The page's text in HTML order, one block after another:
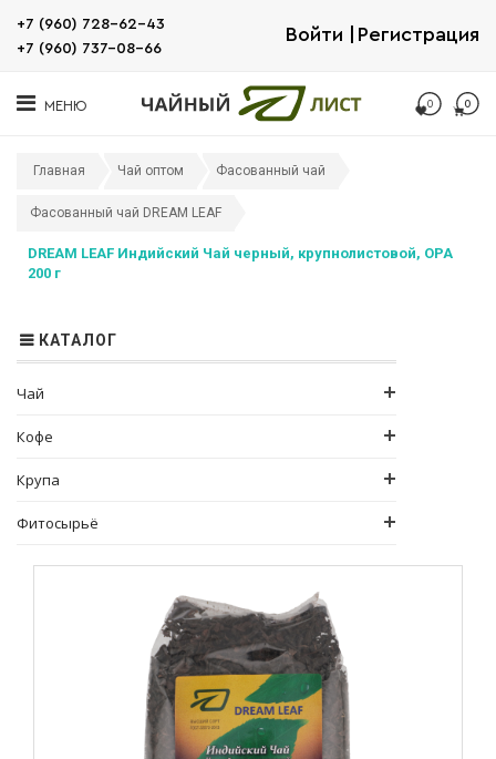
+7 (960) 728-62-43
+7 (960) 737-08-66
Войти Регистрация
МЕНЮ 0 0
Главная Чай оптом Фасованный чай
Фасованный чай DREAM LEAF
DREAM LEAF Индийский Чай черный, крупнолистовой, OPA
200 г
КАТАЛОГ
Чай
Кофе
Крупа
Фитосырьё